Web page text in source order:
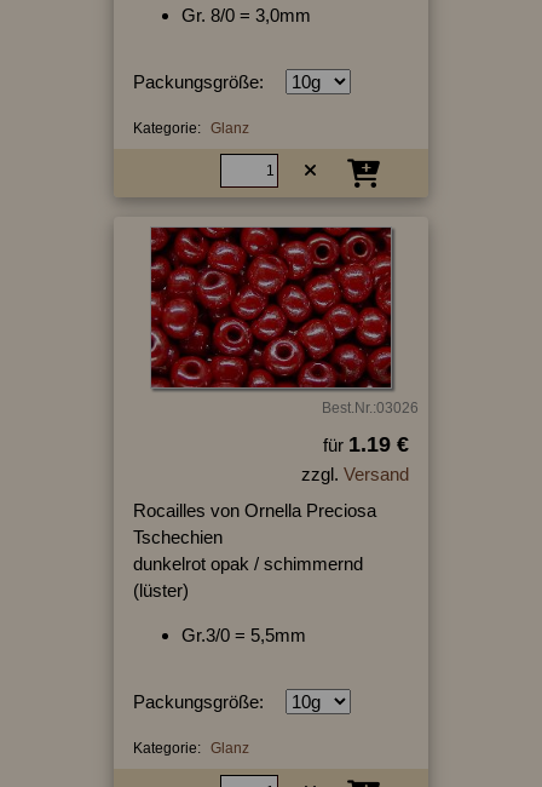
Gr. 8/0 = 3,0mm
Packungsgröße:
Kategorie: Glanz
Best.Nr.:03026
für 1.19 €
zzgl. Versand
Rocailles von Ornella Preciosa
Tschechien
dunkelrot opak / schimmernd
(lüster)
Gr.3/0 = 5,5mm
Packungsgröße:
Kategorie: Glanz